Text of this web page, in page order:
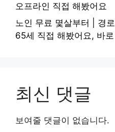
오프라인 직접 해봤어요
노인 무료 몇살부터 | 경
65세 직접 해봤어요, 바
최신 댓글
보여줄 댓글이 없습니다.